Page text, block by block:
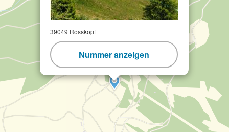
39049 Rosskopf
Nummer anzeigen